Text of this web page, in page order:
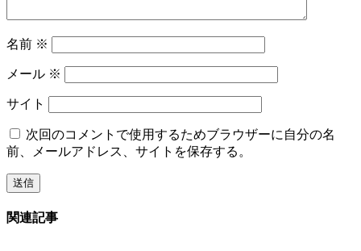
名前 ※
メール ※
サイト
次回のコメントで使用するためブラウザーに自分の名
前、メールアドレス、サイトを保存する。
関連記事